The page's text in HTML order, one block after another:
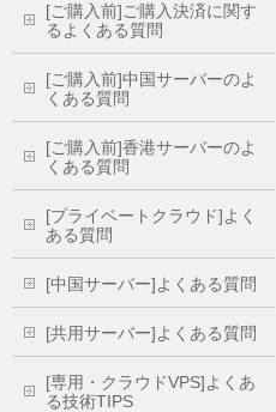
[ご購入前]ご購入決済に関す
るよくある質問
[ご購入前]中国サーバーのよ
くある質問
[ご購入前]香港サーバーのよ
くある質問
[プライベートクラウド]よく
ある質問
[中国サーバー]よくある質問
[共用サーバー]よくある質問
[専用・クラウドVPS]よくあ
る技術TIPS